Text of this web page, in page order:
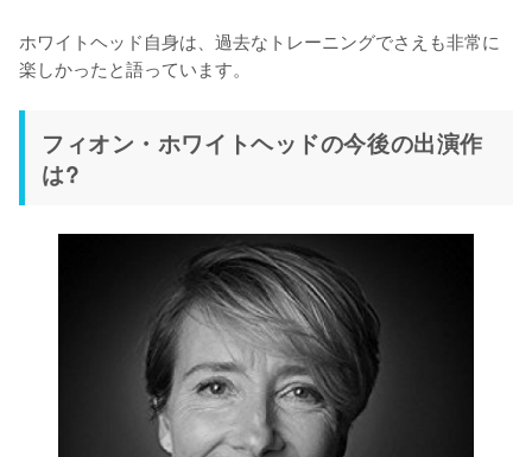
ホワイトヘッド自身は、過去なトレーニングでさえも非常に
楽しかったと語っています。
フィオン・ホワイトヘッドの今後の出演作
は?